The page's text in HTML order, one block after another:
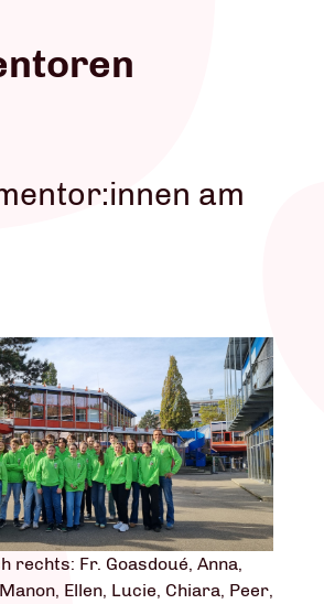
am
rechts: Fr. Goasdoué, Anna,
Ellen, Lucie, Chiara, Peer,